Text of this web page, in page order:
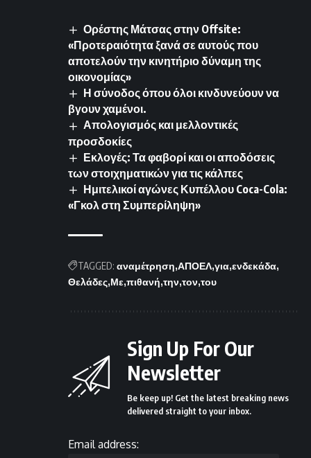
Ορέστης Μάτσας στην Offsite:
«Προτεραιότητα ξανά σε αυτούς που
αποτελούν την κινητήριο δύναμη της
οικονομίας»
Η σύνοδος όπου όλοι κινδυνεύουν να
βγουν χαμένοι.
Απολογισμός και μελλοντικές
προσδοκίες
Εκλογές: Τα φαβορί και οι αποδόσεις
των στοιχηματικών για τις κάλπες
Ημιτελικοί αγώνες Κυπέλλου Coca-Cola:
«Γκολ στη Συμπερίληψη»
TAGGED: αναμέτρηση ΑΠΟΕΛ για ενδεκάδα
Θελάδες Με πιθανή την τον του
Sign Up For Our
Newsletter
Be keep up! Get the latest breaking news
delivered straight to your inbox.
Email address: